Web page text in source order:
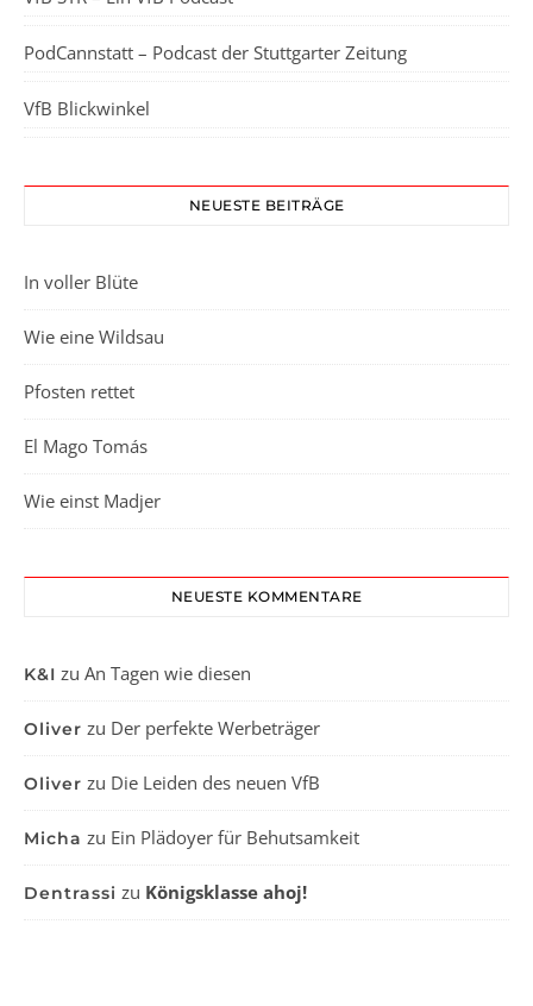
PodCannstatt – Podcast der Stuttgarter Zeitung
VfB Blickwinkel
NEUESTE BEITRÄGE
In voller Blüte
Wie eine Wildsau
Pfosten rettet
El Mago Tomás
Wie einst Madjer
NEUESTE KOMMENTARE
K&I zu An Tagen wie diesen
Oliver zu Der perfekte Werbeträger
Oliver zu Die Leiden des neuen VfB
Micha zu Ein Plädoyer für Behutsamkeit
Dentrassi zu Königsklasse ahoj!